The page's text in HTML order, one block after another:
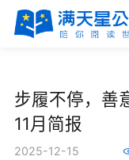
步履不停，善
11月简报
2025-12-15